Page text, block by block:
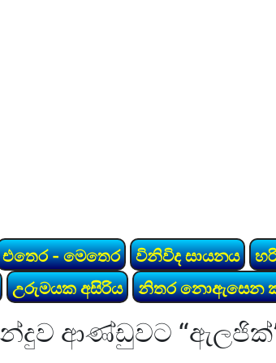
එතෙර - මෙතෙර විනිවිද සායනය
උරුමයක අසිරිය නිතර නොඇසෙන
ආණ්ඩුවට